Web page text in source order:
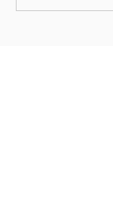
美國運通